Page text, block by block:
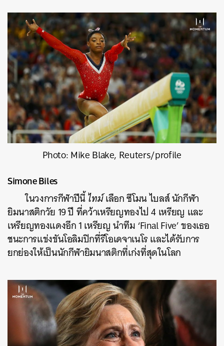
Photo: Mike Blake, Reuters/profile
Simone Biles
ในวงการกีฬาปีนี้ไทม์เลือก ซีโมน ไบลส์ นักกีฬา
ยิมนาสติกวัย 19 ปี ที่คว้าเหรียญทองไป 4 เหรียญ และ
เหรียญทองแดงอีก 1 เหรียญ นำทีม ‘Final Five’ ของเธอ
ชนะการแข่งขันโอลิมปิกที่รีโอเดจาเนโร และได้รับการ
ยกย่องให้เป็นนักกีฬายิมนาสติกที่เก่งที่สุดในโลก